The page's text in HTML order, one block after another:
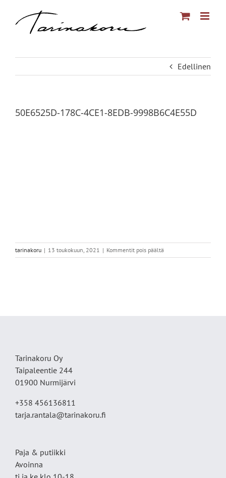
Edellinen
50E6525D-178C-4CE1-8EDB-9998B6C4E55D
tarinakoru | 13 toukokuun, 2021 | Kommentit pois päältä
50E6525D-
Tarinakoru Oy
Taipaleentie 244
01900 Nurmijärvi
+358 456136811
tarja.rantala@tarinakoru.fi
Paja & putiikki
Avoinna